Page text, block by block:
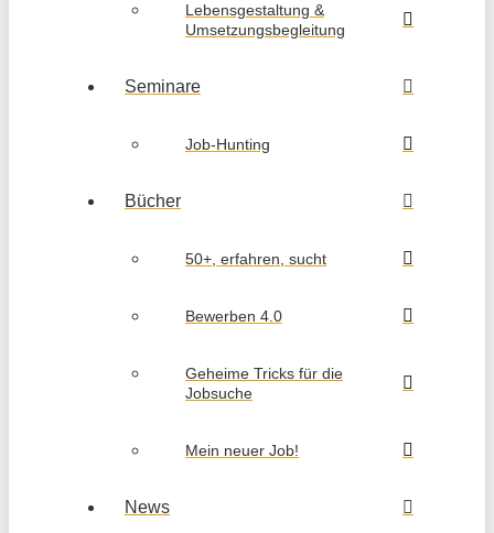
Lebensgestaltung &
Umsetzungsbegleitung
Seminare
Job-Hunting
Bücher
50+, erfahren, sucht
Bewerben 4.0
Geheime Tricks für die
Jobsuche
Mein neuer Job!
News